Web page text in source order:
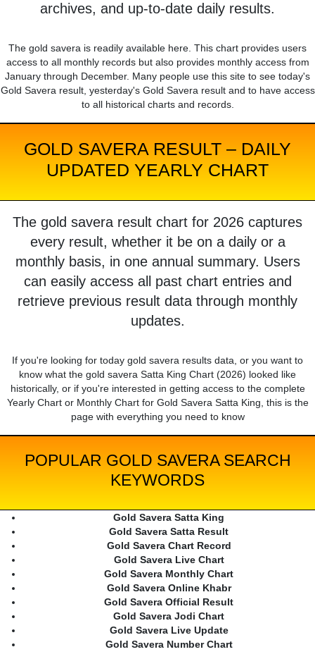
archives, and up-to-date daily results.
The gold savera is readily available here. This chart provides users
access to all monthly records but also provides monthly access from
January through December. Many people use this site to see today's
Gold Savera result, yesterday's Gold Savera result and to have access
to all historical charts and records.
GOLD SAVERA RESULT – DAILY
UPDATED YEARLY CHART
The gold savera result chart for 2026 captures
every result, whether it be on a daily or a
monthly basis, in one annual summary. Users
can easily access all past chart entries and
retrieve previous result data through monthly
updates.
If you're looking for today gold savera results data, or you want to
know what the gold savera Satta King Chart (2026) looked like
historically, or if you're interested in getting access to the complete
Yearly Chart or Monthly Chart for Gold Savera Satta King, this is the
page with everything you need to know
POPULAR GOLD SAVERA SEARCH
KEYWORDS
Gold Savera Satta King
Gold Savera Satta Result
Gold Savera Chart Record
Gold Savera Live Chart
Gold Savera Monthly Chart
Gold Savera Online Khabr
Gold Savera Official Result
Gold Savera Jodi Chart
Gold Savera Live Update
Gold Savera Number Chart